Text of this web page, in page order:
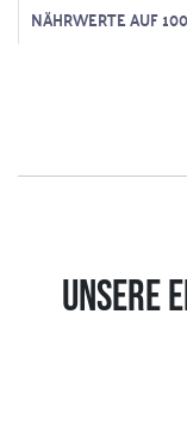
NÄHRWERTE AUF
UNSERE